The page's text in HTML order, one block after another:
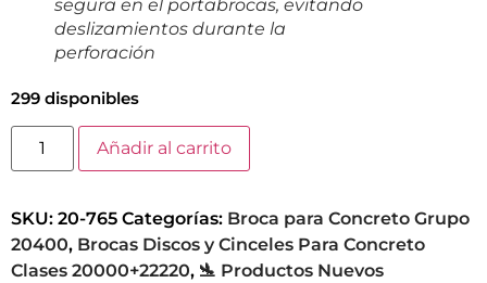
segura en el portabrocas, evitando
deslizamientos durante la
perforación
299 disponibles
Añadir al carrito
SKU: 20-765 Categorías: Broca para Concreto Grupo
20400, Brocas Discos y Cinceles Para Concreto
Clases 20000+22220, 🛬 Productos Nuevos